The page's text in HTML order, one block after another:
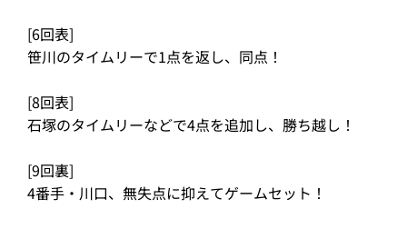
[6回表]
笹川のタイムリーで1点を返し、同点！
[8回表]
石塚のタイムリーなどで4点を追加し、勝ち越し！
[9回裏]
4番手・川口、無失点に抑えてゲームセット！